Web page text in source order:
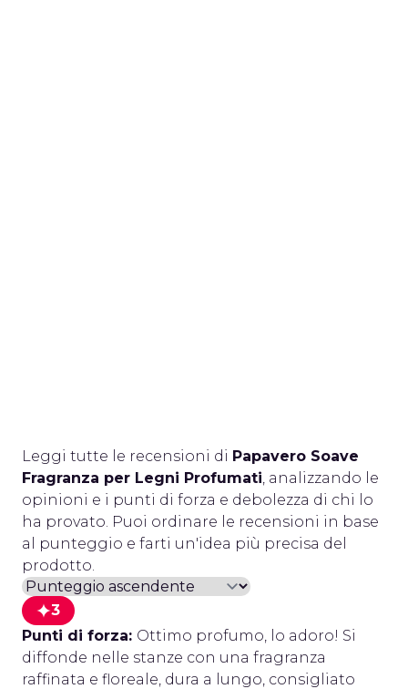
Leggi tutte le recensioni di Papavero Soave
Fragranza per Legni Profumati, analizzando le
opinioni e i punti di forza e debolezza di chi lo
ha provato. Puoi ordinare le recensioni in base
al punteggio e farti un'idea più precisa del
prodotto.
3
Punti di forza: Ottimo profumo, lo adoro! Si
diffonde nelle stanze con una fragranza
raffinata e floreale, dura a lungo, consigliato